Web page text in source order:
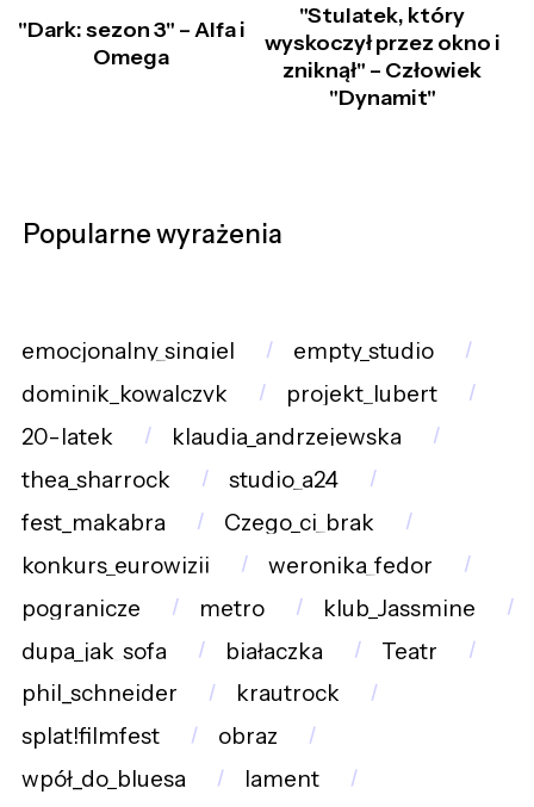
"Dark: sezon 3" – Alfa i
Omega
"Stulatek, który
wyskoczył przez okno i
zniknął" – Człowiek
"Dynamit"
Popularne wyrażenia
emocjonalny_singiel
empty_studio
dominik_kowalczyk
projekt_lubert
20-latek
klaudia_andrzejewska
thea_sharrock
studio_a24
fest_makabra
Czego_ci_brak
konkurs_eurowizji
weronika_fedor
pogranicze
metro
klub_Jassmine
dupa_jak_sofa
białaczka
Teatr
phil_schneider
krautrock
splat!filmfest
obraz
wpół_do_bluesa
lament